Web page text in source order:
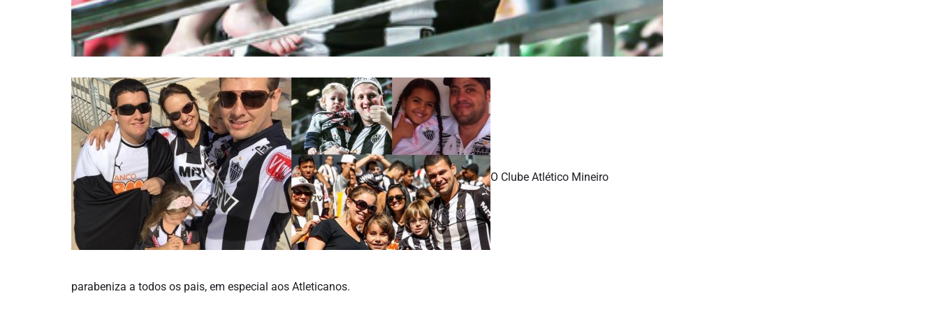
O Clube Atlético Mineiro
parabeniza a todos os pais, em especial aos Atleticanos.